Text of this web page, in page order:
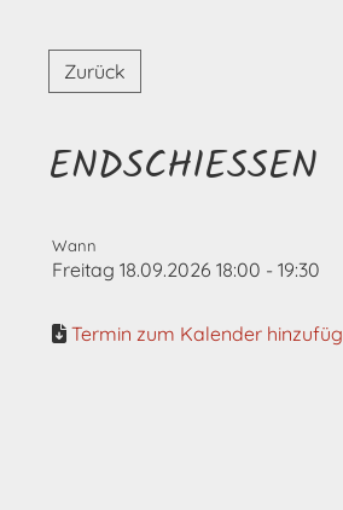
Zurück
ENDSCHIESSEN
Wann
Freitag 18.09.2026 18:00 - 19:30
Termin zum Kalender